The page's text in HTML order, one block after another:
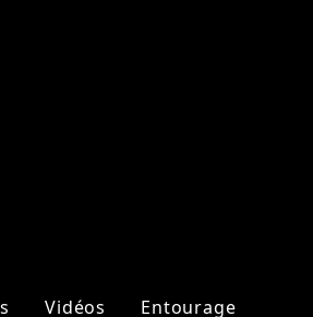
Vidéos Entourage